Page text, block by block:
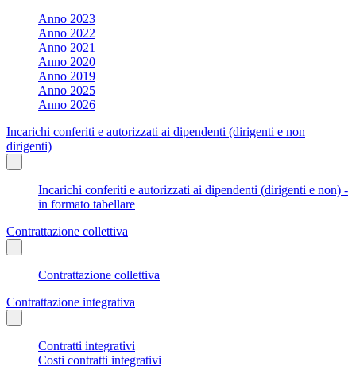
Anno 2023
Anno 2022
Anno 2021
Anno 2020
Anno 2019
Anno 2025
Anno 2026
Incarichi conferiti e autorizzati ai dipendenti (dirigenti e non
dirigenti)
Incarichi conferiti e autorizzati ai dipendenti (dirigenti e non) -
in formato tabellare
Contrattazione collettiva
Contrattazione collettiva
Contrattazione integrativa
Contratti integrativi
Costi contratti integrativi